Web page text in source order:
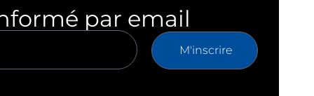
par email
M'inscrire